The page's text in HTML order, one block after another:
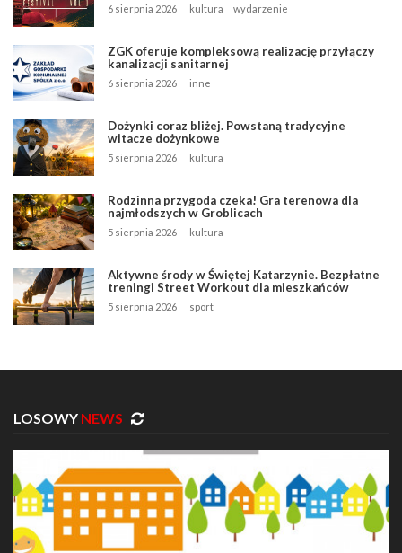
6 sierpnia 2026 kultura wydarzenie
ZGK oferuje kompleksową realizację przyłączy
kanalizacji sanitarnej
6 sierpnia 2026 inne
Dożynki coraz bliżej. Powstaną tradycyjne
witacze dożynkowe
5 sierpnia 2026 kultura
Rodzinna przygoda czeka! Gra terenowa dla
najmłodszych w Groblicach
5 sierpnia 2026 kultura
Aktywne środy w Świętej Katarzynie. Bezpłatne
treningi Street Workout dla mieszkańców
5 sierpnia 2026 sport
LOSOWY NEWS